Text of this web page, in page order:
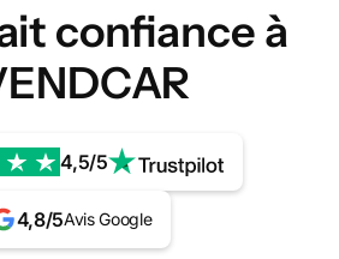
confiance à
4,5/5
4,8/5Avis Google